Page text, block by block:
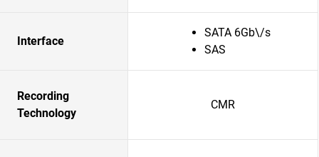
Interface
SATA 6Gb\/s
SAS
Recording
Technology
CMR